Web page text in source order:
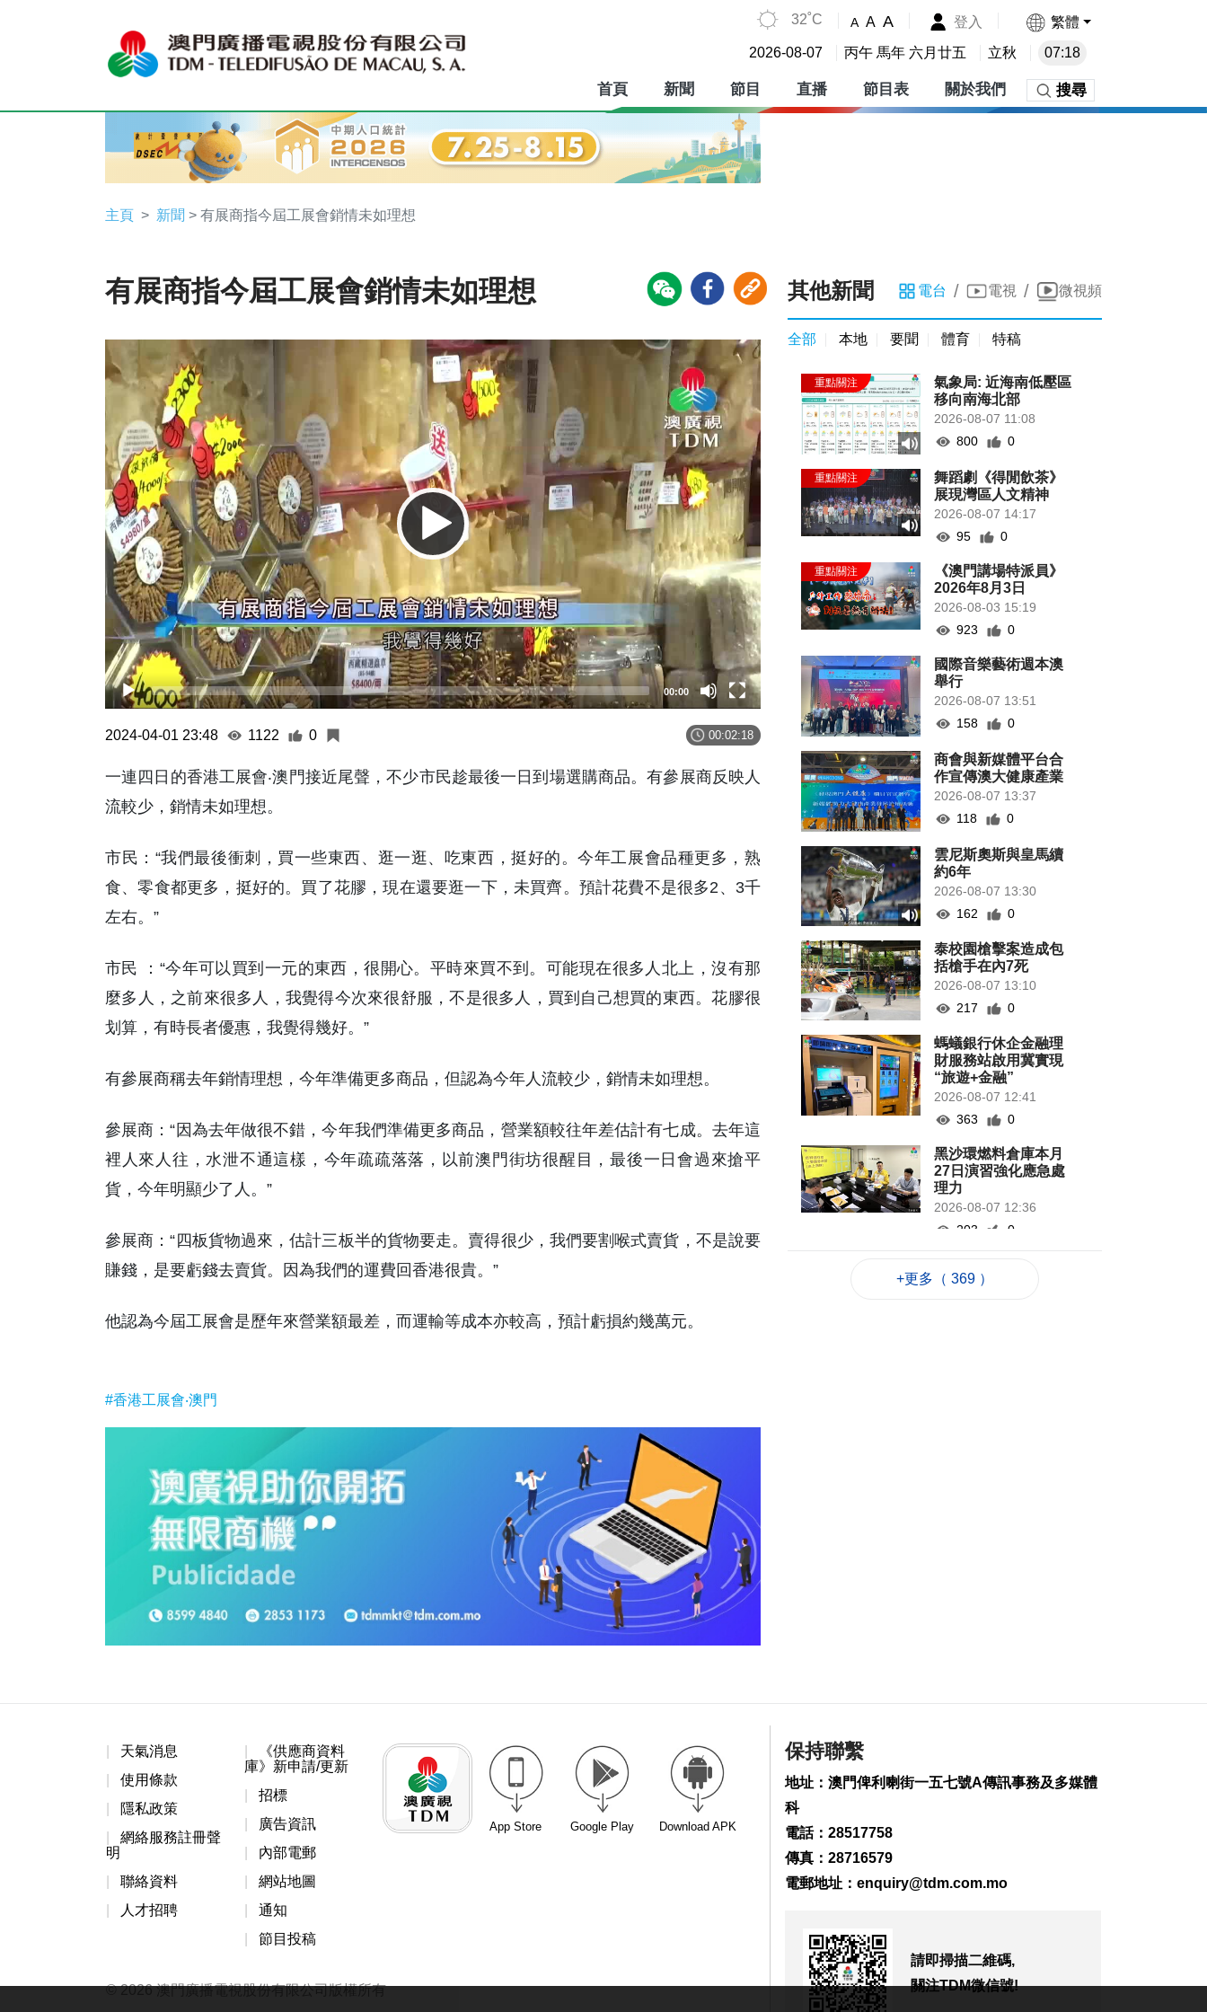
32˚C A A A 登入 繁體
2026-08-07 丙午 馬年 六月廿五 立秋 07:18
首頁 新聞 節目 直播 節目表 關於我們 搜尋
主頁 新聞 > 有展商指今屆工展會銷情未如理想
有展商指今屆工展會銷情未如理想
Video
Player
00:00
2024-04-01 23:48 1122 0 00:02:18
一連四日的香港工展會‧澳門接近尾聲，不少市民趁最後一日到場選購商品。有參展商反映人
流較少，銷情未如理想。
市民：“我們最後衝刺，買一些東西、逛一逛、吃東西，挺好的。今年工展會品種更多，熟
食、零食都更多，挺好的。買了花膠，現在還要逛一下，未買齊。預計花費不是很多2、3千
左右。”
市民 ：“今年可以買到一元的東西，很開心。平時來買不到。可能現在很多人北上，沒有那
麼多人，之前來很多人，我覺得今次來很舒服，不是很多人，買到自己想買的東西。花膠很
划算，有時長者優惠，我覺得幾好。”
有參展商稱去年銷情理想，今年準備更多商品，但認為今年人流較少，銷情未如理想。
參展商：“因為去年做很不錯，今年我們準備更多商品，營業額較往年差估計有七成。去年這
裡人來人往，水泄不通這樣，今年疏疏落落，以前澳門街坊很醒目，最後一日會過來搶平
貨，今年明顯少了人。”
參展商：“四板貨物過來，估計三板半的貨物要走。賣得很少，我們要割喉式賣貨，不是說要
賺錢，是要虧錢去賣貨。因為我們的運費回香港很貴。”
他認為今屆工展會是歷年來營業額最差，而運輸等成本亦較高，預計虧損約幾萬元。
#香港工展會‧澳門
其他新聞 電台 / 電視 / 微視頻
全部 本地 要聞 體育 特稿
氣象局: 近海南低壓區
移向南海北部
2026-08-07 11:08
800
0
舞蹈劇《得閒飲茶》
展現灣區人文精神
2026-08-07 14:17
95
0
《澳門講場特派員》
2026年8月3日
2026-08-03 15:19
923
0
國際音樂藝術週本澳
舉行
2026-08-07 13:51
158
0
商會與新媒體平台合
作宣傳澳大健康產業
2026-08-07 13:37
118
0
雲尼斯奧斯與皇馬續
約6年
2026-08-07 13:30
162
0
泰校園槍擊案造成包
括槍手在內7死
2026-08-07 13:10
217
0
螞蟻銀行休企金融理
財服務站啟用冀實現
“旅遊+金融”
2026-08-07 12:41
363
0
黑沙環燃料倉庫本月
27日演習強化應急處
理力
2026-08-07 12:36
203
0
死20傷 槍手在逃
334
0
2026-08-07 11:28
萊參與亞太反洗錢組
織會議
2026-08-07 10:49
+更多（ 369 ）
天氣消息
使用條款
隱私政策
網絡服務註冊聲
明
聯絡資料
人才招聘
《供應商資料
庫》新申請/更新
招標
廣告資訊
內部電郵
網站地圖
通知
節目投稿
App Store Google Play Download APK
© 2026 澳門廣播電視股份有限公司版權所有
保持聯繫
地址：澳門俾利喇街一五七號A傳訊事務及多媒體
科
電話：28517758
傳真：28716579
電郵地址： enquiry@tdm.com.mo
請即掃描二維碼,
關注TDM微信號!